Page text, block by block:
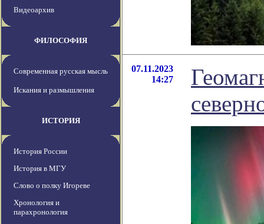
Видеоархив
ФИЛОСОФИЯ
Современная русская мысль
Искания и размышления
ИСТОРИЯ
История России
История в МГУ
Слово о полку Игореве
Хронология и
парахронология
07.11.2023
14:27